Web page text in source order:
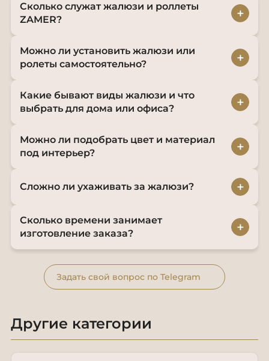
Сколько служат жалюзи и роллеты
ZAMER?
+
Можно ли установить жалюзи или
ролеты самостоятельно?
+
Какие бывают виды жалюзи и что
выбрать для дома или офиса?
+
Можно ли подобрать цвет и материал
под интерьер?
+
Сложно ли ухаживать за жалюзи? +
Сколько времени занимает
изготовление заказа?
+
Задать свой вопрос по Telegram
Другие категории